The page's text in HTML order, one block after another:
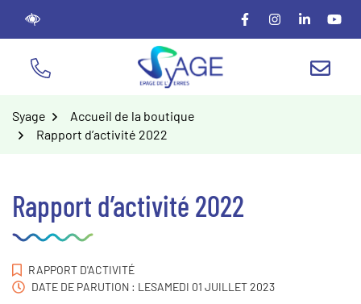
Lien vers le compte
Lien vers le
Lien vers
Lien
TÉL. NOUS
Syage
Accueil de la boutique
Rapport d’activité 2022
Rapport d’activité 2022
RAPPORT D'ACTIVITÉ
DATE DE PARUTION : LESAMEDI 01 JUILLET 2023